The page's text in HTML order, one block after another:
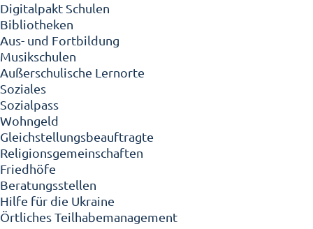
Digitalpakt Schulen
Bibliotheken
Aus- und Fortbildung
Musikschulen
Außerschulische Lernorte
Soziales
Sozialpass
Wohngeld
Gleichstellungsbeauftragte
Religionsgemeinschaften
Friedhöfe
Beratungsstellen
Hilfe für die Ukraine
Örtliches Teilhabemanagement